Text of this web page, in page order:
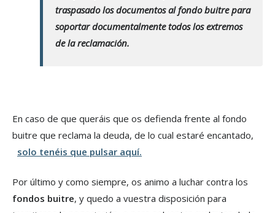
traspasado los documentos al fondo buitre para
soportar documentalmente todos los extremos
de la reclamación.
En caso de que queráis que os defienda frente al fondo
buitre que reclama la deuda, de lo cual estaré encantado,
solo tenéis que pulsar aquí.
Por último y como siempre, os animo a luchar contra los
fondos buitre, y quedo a vuestra disposición para